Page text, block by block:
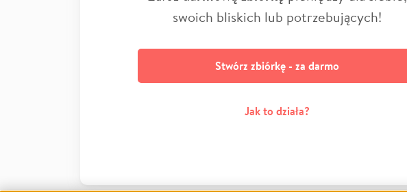
swoich bliskich lub potrzebujących!
Stwórz zbiórkę - za darmo
Jak to działa?